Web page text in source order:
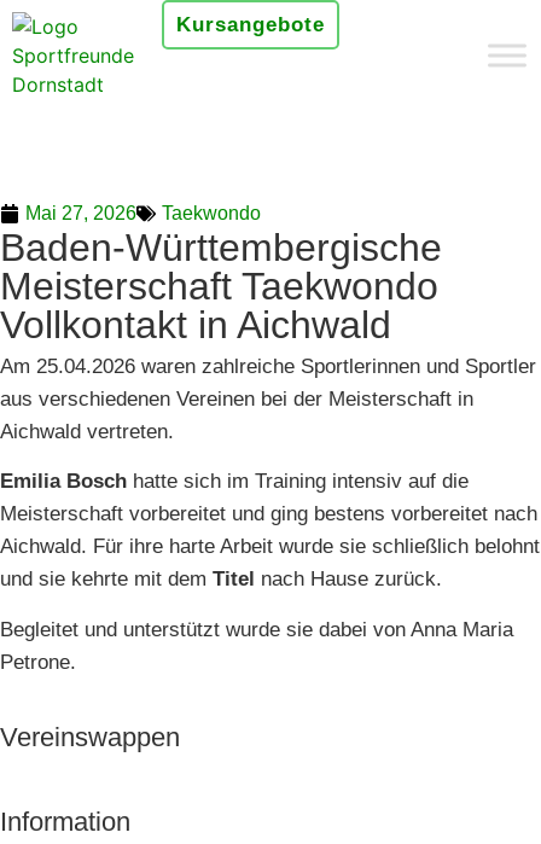
Kursangebote
Mai 27, 2026 Taekwondo
Baden-Württembergische
Meisterschaft Taekwondo
Vollkontakt in Aichwald
Am 25.04.2026 waren zahlreiche Sportlerinnen und Sportler
aus verschiedenen Vereinen bei der Meisterschaft in
Aichwald vertreten.
Emilia Bosch hatte sich im Training intensiv auf die
Meisterschaft vorbereitet und ging bestens vorbereitet nach
Aichwald. Für ihre harte Arbeit wurde sie schließlich belohnt
und sie kehrte mit dem Titel nach Hause zurück.
Begleitet und unterstützt wurde sie dabei von Anna Maria
Petrone.
Vereinswappen
Information